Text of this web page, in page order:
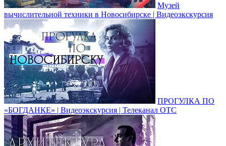
Музей
вычислительной техники в Новосибирске | Видеоэкскурсия
ПРОГУЛКА ПО
«БОГДАНКЕ» | Видеоэкскурсия | Телеканал ОТС